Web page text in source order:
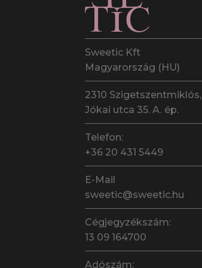
Sweetic Kft
Magyarország (HU)
2310 Szigetszentmiklós,
Jókai utca 35. A. ép.
Telefon:
+36 20 431 5449
E-Mail
sweetic@sweetic.hu
Cégjegyzékszám:
13 09 164700
Adószám: